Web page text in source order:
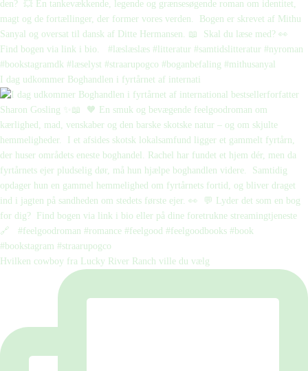
I dag udkommer Boghandlen i fyrtårnet af internati
Hvilken cowboy fra Lucky River Ranch ville du vælg